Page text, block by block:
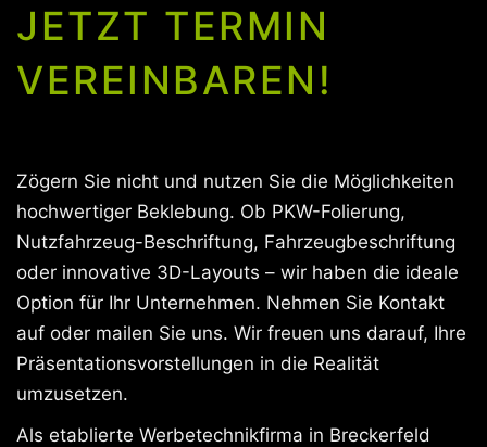
JETZT TERMIN
VEREINBAREN!
Zögern Sie nicht und nutzen Sie die Möglichkeiten
hochwertiger Beklebung. Ob PKW-Folierung,
Nutzfahrzeug-Beschriftung, Fahrzeugbeschriftung
oder innovative 3D-Layouts – wir haben die ideale
Option für Ihr Unternehmen. Nehmen Sie Kontakt
auf oder mailen Sie uns. Wir freuen uns darauf, Ihre
Präsentationsvorstellungen in die Realität
umzusetzen.
Als etablierte Werbetechnikfirma in Breckerfeld